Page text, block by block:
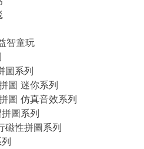
智童玩
圖系列
圖 迷你系列
圖 仿真音效系列
圖系列
磁性拼圖系列